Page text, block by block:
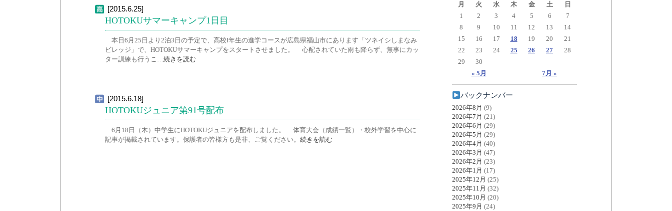
[2015.6.25]
HOTOKUサマーキャンプ1日目
本日6月25日より2泊3日の予定で、高校Ⅰ年生の進学コースが広島県福山市にあります「ツネイシしまなみ
ビレッジ」で、HOTOKUサマーキャンプをスタートさせました。 心配されていた雨も降らず、無事にカッ
ター訓練も行うこ…続きを読む
[2015.6.18]
HOTOKUジュニア第91号配布
6月18日（木）中学生にHOTOKUジュニアを配布しました。 体育大会（成績一覧）・校外学習を中心に
記事が掲載されています。保護者の皆様方も是非、ご覧ください。 続きを読む
月
火 水 木 金 土 日
« 5月 7月 »
1 2 3 4 5 6
7
8
9 10 11 12 13
14
15
16 17 18 19 20
21
22
23 24 25 26 27
28
29
30
バックナンバー
2026年8月 (9)
2026年7月 (21)
2026年6月 (29)
2026年5月 (29)
2026年4月 (40)
2026年3月 (47)
2026年2月 (23)
2026年1月 (17)
2025年12月 (25)
2025年11月 (32)
2025年10月 (20)
2025年9月 (24)